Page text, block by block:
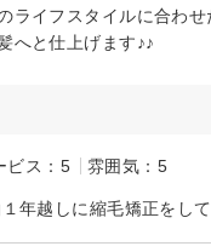
イフスタイルに合わ
へと仕上げます♪♪
ビス：5 雰囲気：5